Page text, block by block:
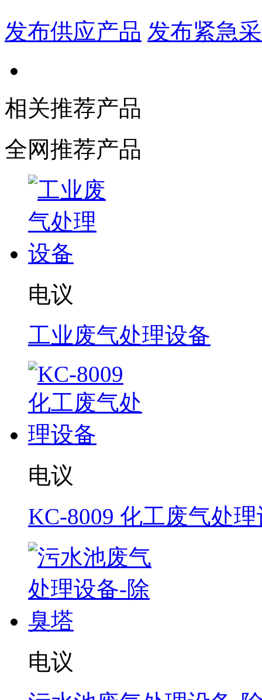
发布供应产品 发布紧急
相关推荐产品
全网推荐产品
电议
工业废气处理设备
电议
KC-8009 化工废气处
电议